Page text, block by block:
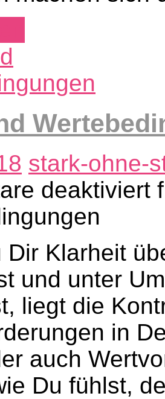
stark-ohne-
deaktiviert
Dir Klarheit
und unter
liegt die
in
auch
Du fühlst,